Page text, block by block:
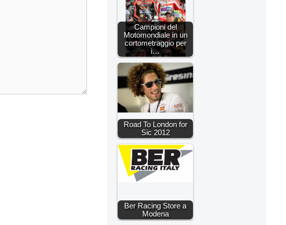
Campioni del
Motomondiale in un
cortometraggio per
i…
Road To London for
Sic 2012
Ber Racing Store a
Modena